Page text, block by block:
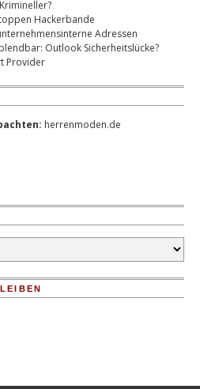
Hackerbande
Adressen
Outlook Sicherheitslücke?
Provider
herrenmoden.de